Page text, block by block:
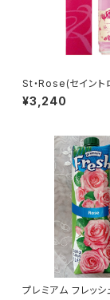
St・Rose(セイント
¥3,240
プレミアム フレッ